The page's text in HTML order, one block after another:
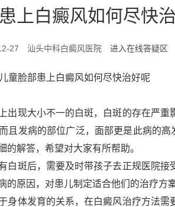
上白癜风如何尽快
27 汕头中科白癜风医院 进入在线答疑区
出现大小不一的白斑，白斑的存在严重
且发病的部位广泛，面部更是此病的
的解答，希望对大家有所帮助。
白斑后，需要及时带孩子去正规医院接
的原因，对患儿制定适合他们的治疗方
身体发育的关系，在白癜风治疗方法需